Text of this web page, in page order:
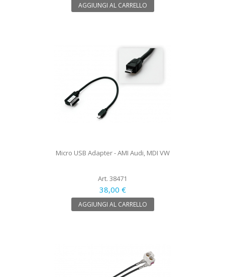
AGGIUNGI AL CARRELLO
Micro USB Adapter - AMI Audi, MDI VW
Art. 38471
38,00 €
AGGIUNGI AL CARRELLO